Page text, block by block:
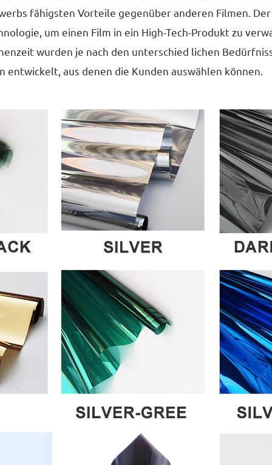
fähigsten Vorteile gegenüber anderen Filmen.
um einen Film in ein High-Tech-Produkt zu
wurden je nach den unterschied lichen
aus denen die Kunden auswählen können.